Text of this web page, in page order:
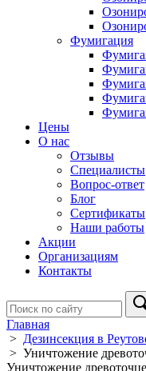
Фумигация
Цены
О нас
Отзывы
Специалисты
Вопрос-ответ
Блог
Сертификаты
Наши работы
Акции
Организациям
Контакты
Главная
> Дезинсекция в
> Уничтожение
Уничтожение